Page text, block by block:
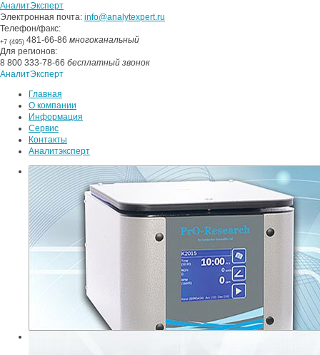
АналитЭксперт
Электронная почта: info@analytexpert.ru
Телефон/факс:
+7 (495) 481-66-86 многоканальный
Для регионов:
8 800 333-78-66 бесплатный звонок
АналитЭксперт
Главная
О компании
Информация
Сервис
Контакты
Аналитэксперт